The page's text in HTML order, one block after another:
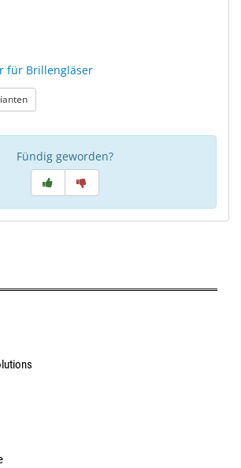
für Brillengläser
: Spezialreiniger für Brillengläser
Fündig geworden?